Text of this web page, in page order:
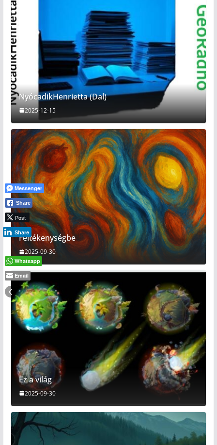
NyócadikHenrietta (Dal)
2025-12-15
Féltékenységbe
2025-09-30
Ez a világ
2025-09-30
Messenger
Share
Post
Share
Whatsapp
Email